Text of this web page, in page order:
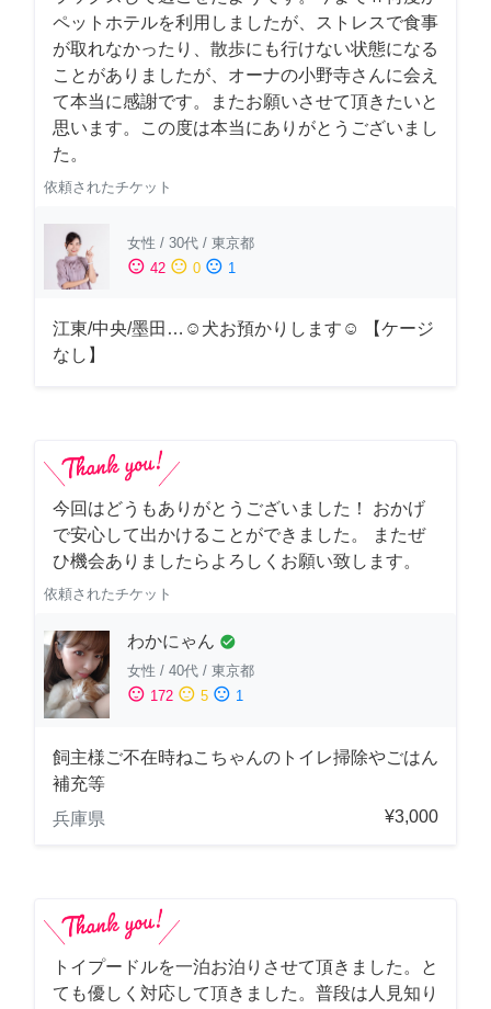
ペットホテルを利用しましたが、ストレスで食事
が取れなかったり、散歩にも行けない状態になる
ことがありましたが、オーナの小野寺さんに会え
て本当に感謝です。またお願いさせて頂きたいと
思います。この度は本当にありがとうございまし
た。
依頼されたチケット
女性 / 30代 / 東京都
sentiment_satisfied 42 sentiment_neutral 0 sentiment_dissatisfied 1
江東/中央/墨田…☺︎犬お預かりします☺︎ 【ケージ
なし】
今回はどうもありがとうございました！ おかげ
で安心して出かけることができました。 またぜ
ひ機会ありましたらよろしくお願い致します。
依頼されたチケット
わかにゃん check_circle
女性 / 40代 / 東京都
sentiment_satisfied 172 sentiment_neutral 5 sentiment_dissatisfied 1
飼主様ご不在時ねこちゃんのトイレ掃除やごはん
補充等
兵庫県
¥3,000
トイプードルを一泊お泊りさせて頂きました。と
ても優しく対応して頂きました。普段は人見知り